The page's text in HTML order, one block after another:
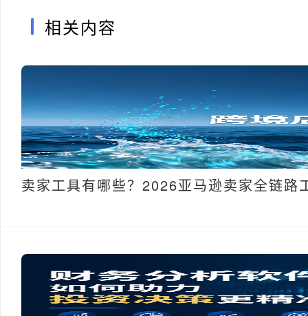
相关内容
卖家工具有哪些？2026亚马逊卖家全链路